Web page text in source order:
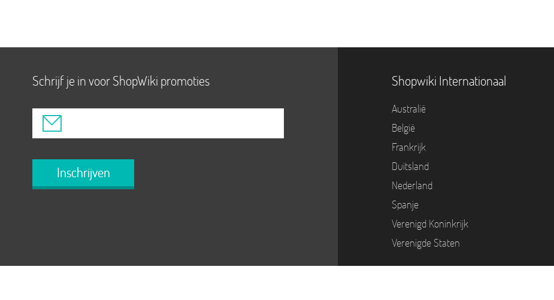
Schrijf je in voor ShopWiki promoties
Inschrijven
Shopwiki Internationaal
Australië
België
Frankrijk
Duitsland
Nederland
Spanje
Verenigd Koninkrijk
Verenigde Staten